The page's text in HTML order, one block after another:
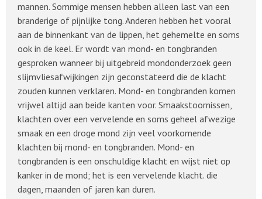
mannen. Sommige mensen hebben alleen last van een
branderige of pijnlijke tong. Anderen hebben het vooral
aan de binnenkant van de lippen, het gehemelte en soms
ook in de keel. Er wordt van mond- en tongbranden
gesproken wanneer bij uitgebreid mondonderzoek geen
slijmvliesafwijkingen zijn geconstateerd die de klacht
zouden kunnen verklaren. Mond- en tongbranden komen
vrijwel altijd aan beide kanten voor. Smaakstoornissen,
klachten over een vervelende en soms geheel afwezige
smaak en een droge mond zijn veel voorkomende
klachten bij mond- en tongbranden. Mond- en
tongbranden is een onschuldige klacht en wijst niet op
kanker in de mond; het is een vervelende klacht. die
dagen, maanden of jaren kan duren.